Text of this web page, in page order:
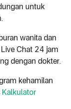
untuk
wanita dan
Chat 24 jam
dengan dokter.
kehamilan
Kalkulator